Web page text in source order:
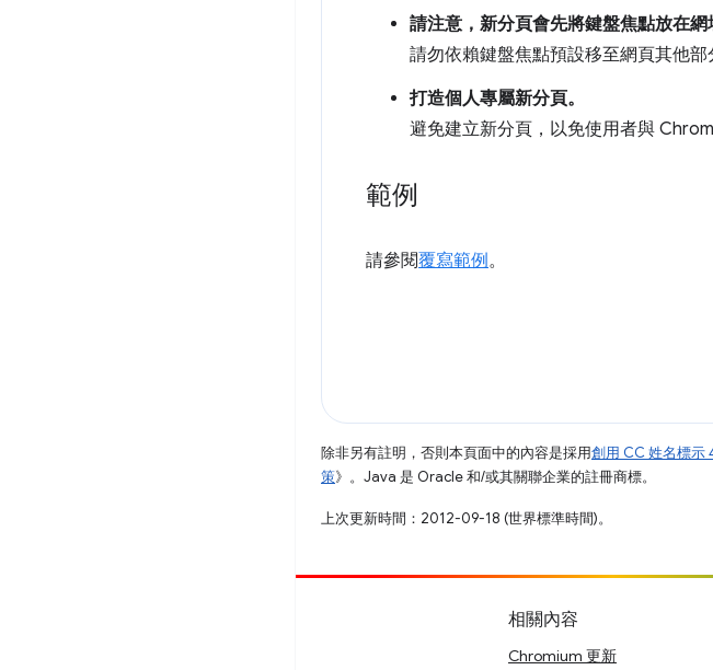
請注意，新分頁會先將鍵盤焦點放在網
請勿依賴鍵盤焦點預設移至網頁其他部
打造個人專屬新分頁。
避免建立新分頁，以免使用者與
範例
請參閱覆寫範例。
除非另有註明，否則本頁面中的內容是採用創用 CC 姓名標示
策》。Java 是 Oracle 和/或其關聯企業的註冊商標。
上次更新時間：2012-09-18 (世界標準時間)。
相關內容
Chromium 更新